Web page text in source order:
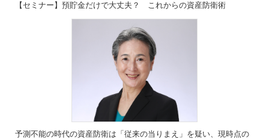
【セミナー】預貯金だけで大丈夫？ これからの資産防衛術
予測不能の時代の資産防衛は「従来の当りまえ」を疑い、現時点の